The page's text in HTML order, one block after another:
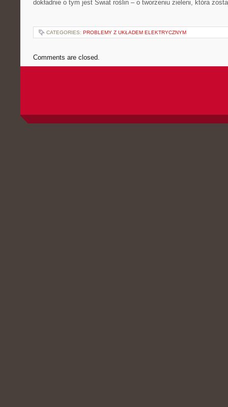
dokładnie o tym jest Świat roślin – o tworzeniu zieleni, która
CATEGORIES: PROBLEMY Z UKŁADEM ELEKTRYCZNYM
Comments are closed.